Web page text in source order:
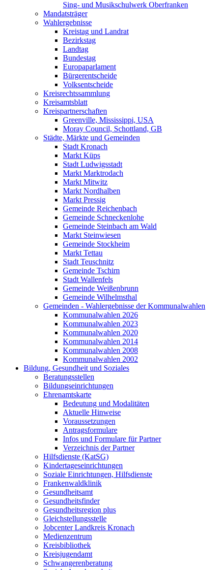
Sing- und Musikschulwerk Oberfranken
Mandatsträger
Wahlergebnisse
Kreistag und Landrat
Bezirkstag
Landtag
Bundestag
Europaparlament
Bürgerentscheide
Volksentscheide
Kreisrechtssammlung
Kreisamtsblatt
Kreispartnerschaften
Greenville, Mississippi, USA
Moray Council, Schottland, GB
Städte, Märkte und Gemeinden
Stadt Kronach
Markt Küps
Stadt Ludwigsstadt
Markt Marktrodach
Markt Mitwitz
Markt Nordhalben
Markt Pressig
Gemeinde Reichenbach
Gemeinde Schneckenlohe
Gemeinde Steinbach am Wald
Markt Steinwiesen
Gemeinde Stockheim
Markt Tettau
Stadt Teuschnitz
Gemeinde Tschirn
Stadt Wallenfels
Gemeinde Weißenbrunn
Gemeinde Wilhelmsthal
Gemeinden - Wahlergebnisse der Kommunalwahlen
Kommunalwahlen 2026
Kommunalwahlen 2023
Kommunalwahlen 2020
Kommunalwahlen 2014
Kommunalwahlen 2008
Kommunalwahlen 2002
Bildung, Gesundheit und Soziales
Beratungsstellen
Bildungseinrichtungen
Ehrenamtskarte
Bedeutung und Modalitäten
Aktuelle Hinweise
Voraussetzungen
Antragsformulare
Infos und Formulare für Partner
Verzeichnis der Partner
Hilfsdienste (KatSG)
Kindertageseinrichtungen
Soziale Einrichtungen, Hilfsdienste
Frankenwaldklinik
Gesundheitsamt
Gesundheitsfinder
Gesundheitsregion plus
Gleichstellungsstelle
Jobcenter Landkreis Kronach
Medienzentrum
Kreisbibliothek
Kreisjugendamt
Schwangerenberatung